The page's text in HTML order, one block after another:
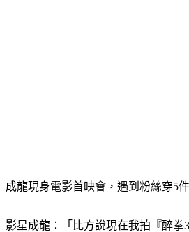
成龍現身電影首映會，遇到粉絲穿5
影星成龍：「比方說現在我拍『醉